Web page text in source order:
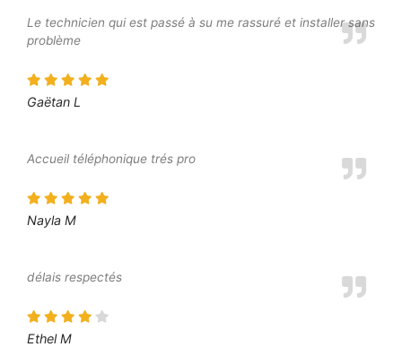
Le technicien qui est passé à su me rassuré et installer sans
problème
Gaëtan L
Accueil téléphonique trés pro
Nayla M
délais respectés
Ethel M